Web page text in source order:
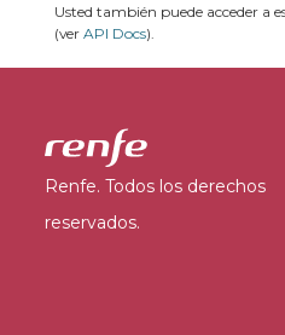
Usted también puede acceder a
(ver API Docs).
Renfe. Todos los derechos
reservados.